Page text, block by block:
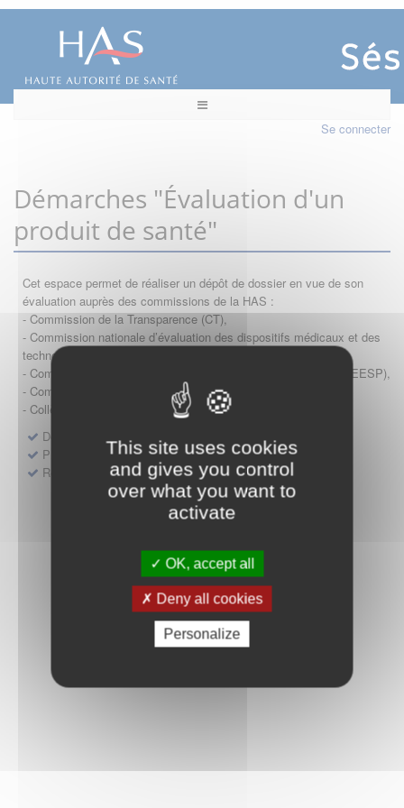
This site uses cookies
and gives you control
over what you want to
activate
OK, accept all
Deny all cookies
Personalize
Se connecter
Démarches "Évaluation d'un
produit de santé"
Cet espace permet de réaliser un dépôt de dossier en vue de son
évaluation auprès des commissions de la HAS :
- Commission de la Transparence (CT),
- Commission nationale d’évaluation des dispositifs médicaux et des
technologies de santé (CNEDiMTS),
- Commission d'évaluation économique et de santé publique (CEESP),
- Commission technique des vaccinations (CTV)
- Collège HAS (Forfait innovation : DM, DM-DIV, actes)
Dépôt d'un dossier pour un produit de santé
Protocoles d'études post-inscription
Rencontres précoces